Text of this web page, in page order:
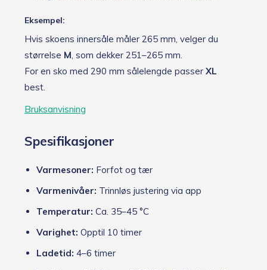
Eksempel:
Hvis skoens innersåle måler 265 mm, velger du
størrelse M, som dekker 251–265 mm.
For en sko med 290 mm sålelengde passer XL
best.
Bruksanvisning
Spesifikasjoner
Varmesoner: Forfot og tær
Varmenivåer: Trinnløs justering via app
Temperatur: Ca. 35–45 °C
Varighet: Opptil 10 timer
Ladetid: 4–6 timer